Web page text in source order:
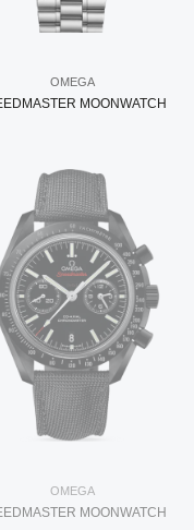
OMEGA
MOONWATCH
OMEGA
MOONWATCH